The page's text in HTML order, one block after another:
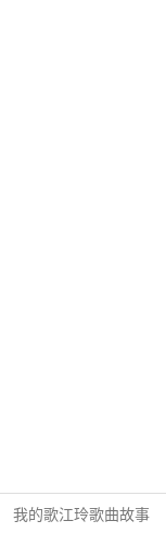
我的歌江玲歌曲故事